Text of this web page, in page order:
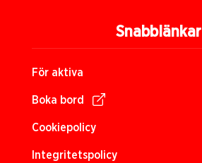
Snabblänkar
För aktiva
Boka bord
Cookiepolicy
Integritetspolicy